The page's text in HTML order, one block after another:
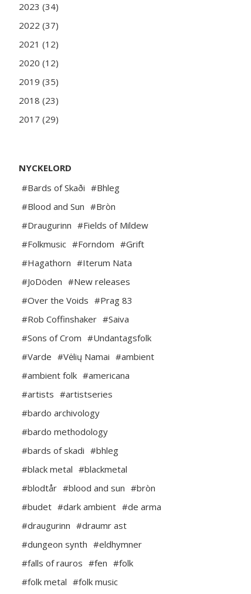
2023 (34)
2022 (37)
2021 (12)
2020 (12)
2019 (35)
2018 (23)
2017 (29)
NYCKELORD
#Bards of Skaði #Bhleg
#Blood and Sun #Bròn
#Draugurinn #Fields of Mildew
#Folkmusic #Forndom #Grift
#Hagathorn #Iterum Nata
#JoDöden #New releases
#Over the Voids #Prag 83
#Rob Coffinshaker #Saiva
#Sons of Crom #Undantagsfolk
#Varde #Vėlių Namai #ambient
#ambient folk #americana
#artists #artistseries
#bardo archivology
#bardo methodology
#bards of skadi #bhleg
#black metal #blackmetal
#blodtår #blood and sun #bròn
#budet #dark ambient #de arma
#draugurinn #draumr ast
#dungeon synth #eldhymner
#falls of rauros #fen #folk
#folk metal #folk music